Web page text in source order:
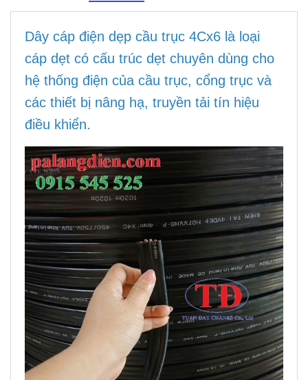
Dây cáp điện dẹp cầu trục 4Cx6 là loại
cáp dẹt có cấu trúc dẹt chuyên dùng cho
hệ thống điện của cầu trục, cổng trục và
các thiết bị nâng hạ, truyền tải tín hiệu
điều khiển.